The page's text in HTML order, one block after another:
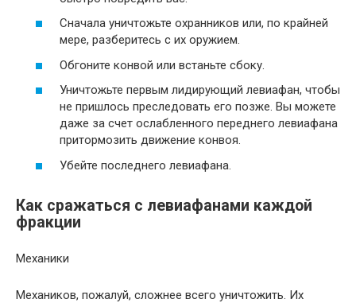
Сначала уничтожьте охранников или, по крайней
мере, разберитесь с их оружием.
Обгоните конвой или встаньте сбоку.
Уничтожьте первым лидирующий левиафан, чтобы
не пришлось преследовать его позже. Вы можете
даже за счет ослабленного переднего левиафана
притормозить движение конвоя.
Убейте последнего левиафана.
Как сражаться с левиафанами каждой
фракции
Механики
Механиков, пожалуй, сложнее всего уничтожить. Их